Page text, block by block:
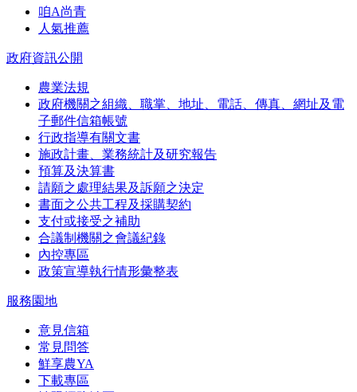
咱A尚青
人氣推薦
政府資訊公開
農業法規
政府機關之組織、職掌、地址、電話、傳真、網址及電
子郵件信箱帳號
行政指導有關文書
施政計畫、業務統計及研究報告
預算及決算書
請願之處理結果及訴願之決定
書面之公共工程及採購契約
支付或接受之補助
合議制機關之會議紀錄
內控專區
政策宣導執行情形彙整表
服務園地
意見信箱
常見問答
鮮享農YA
下載專區